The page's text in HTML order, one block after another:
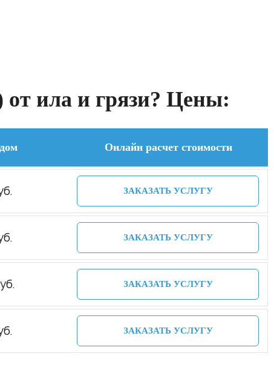
от ила и грязи? Цены:
Онлайн расчет стоимости
ЗАКАЗАТЬ УСЛУГУ
ЗАКАЗАТЬ УСЛУГУ
ЗАКАЗАТЬ УСЛУГУ
ЗАКАЗАТЬ УСЛУГУ